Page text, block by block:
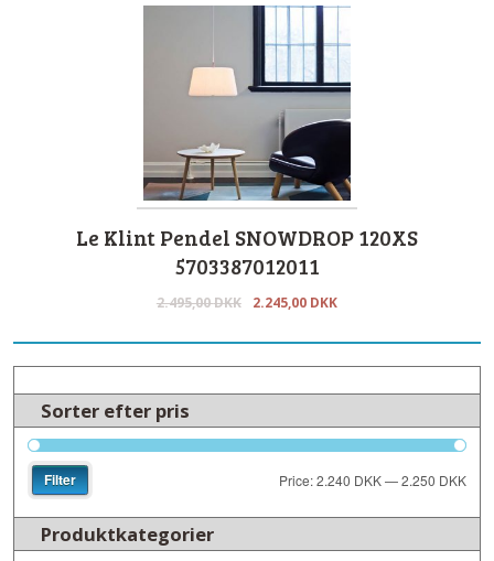
Le Klint Pendel SNOWDROP 120XS
5703387012011
2.495,00DKK 2.245,00 DKK
Sorter efter pris
Filter Price:2.240 DKK—2.250 DKK
Produktkategorier